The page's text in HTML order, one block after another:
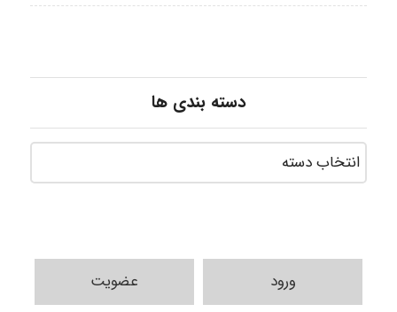
دسته بندی ها
ورود عضویت